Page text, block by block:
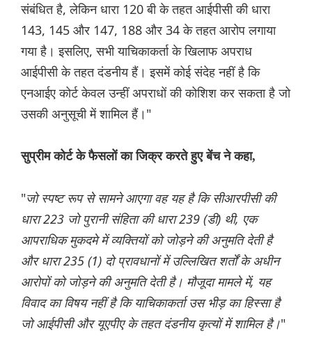
संबंधित है, लेकिन धारा 120 बी के तहत आईपीसी की धारा
143, 145 और 147, 188 और 34 के तहत आरोप लगाया
गया है। इसलिए, सभी याचिकाकर्ता के खिलाफ अपराध
आईपीसी के तहत दंडनीय हैं। इसमें कोई संदेह नहीं है कि
एनआईए कोर्ट केवल उन्हीं अपराधों की कोशिश कर सकता है जो
उसकी अनुसूची में शामिल हैं।"
सुप्रीम कोर्ट के फैसलों का जिक्र करते हुए बेंच ने कहा,
"जो स्पष्ट रूप से सामने आएगा वह यह है कि सीआरपीसी की
धारा 223 जो पुरानी संहिता की धारा 239 (डी) थी, एक
आपराधिक मुकदमे में व्यक्तियों को जोड़ने की अनुमति देती है
और धारा 235 (1) दो प्रावधानों में उल्लिखित शर्तों के अधीन
आरोपों को जोड़ने की अनुमति देती है। मौजूदा मामले में, यह
विवाद का विषय नहीं है कि याचिकाकर्ता उस भीड़ का हिस्सा है
जो आईपीसी और यूएपीए के तहत दंडनीय कृत्यों में शामिल है।"